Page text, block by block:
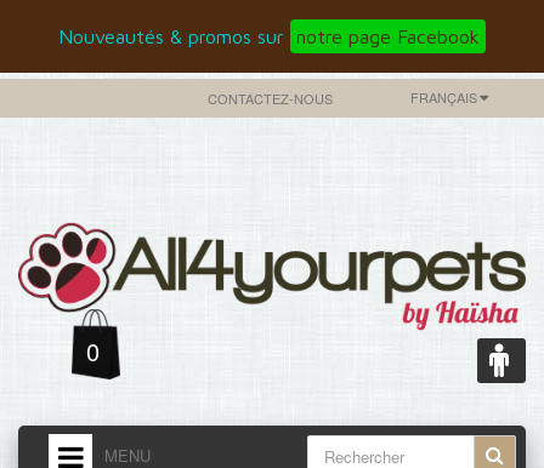
Nouveautés & promos sur notre page Facebook
FRANÇAIS
CONTACTEZ-NOUS
0
MENU